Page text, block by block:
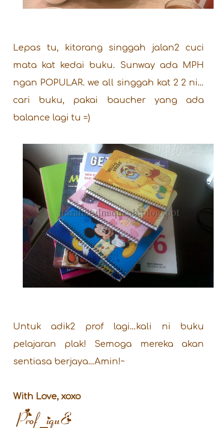
Lepas tu, kitorang singgah jalan2 cuci
mata kat kedai buku. Sunway ada MPH
ngan POPULAR. we all singgah kat 2 2 ni…
cari buku, pakai baucher yang ada
balance lagi tu =)
Untuk adik2 prof lagi…kali ni buku
pelajaran plak! Semoga mereka akan
sentiasa berjaya…Amin!~
With Love, xoxo